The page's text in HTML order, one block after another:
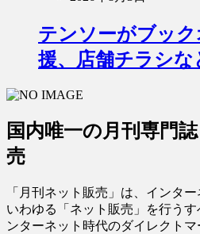
テンソーがブッ
援、店舗チラシ
国内唯一の月刊専門
売
「月刊ネット販売」は、インタ
いわゆる「ネット販売」を行う
ンターネット時代のダイレクト